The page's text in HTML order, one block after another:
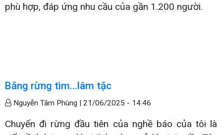
phù hợp, đáp ứng nhu cầu của gần 1.200 người.
Băng rừng tìm...lâm tặc
Nguyễn Tâm Phùng | 21/06/2025 - 14:46
Chuyến đi rừng đầu tiên của nghề báo của tôi là